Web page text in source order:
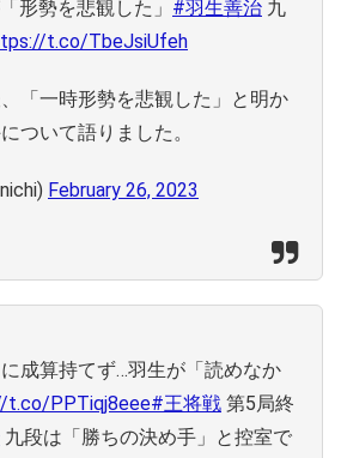
形勢を悲観した」 #羽生善治 九
t.co/TbeJsiUfeh
「一時形勢を悲観した」と明か
ついて語りました。
February 26, 2023
に成算持てず…羽生が「読めなか
t.co/PPTiqj8eee#王将戦 第5局終
九段は「勝ちの決め手」と控室で